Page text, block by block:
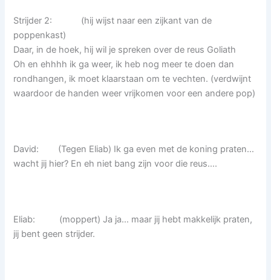
Strijder 2: (hij wijst naar een zijkant van de
poppenkast)
Daar, in de hoek, hij wil je spreken over de reus Goliath
Oh en ehhhh ik ga weer, ik heb nog meer te doen dan
rondhangen, ik moet klaarstaan om te vechten. (verdwijnt
waardoor de handen weer vrijkomen voor een andere pop)
David: (Tegen Eliab) Ik ga even met de koning praten…
wacht jij hier? En eh niet bang zijn voor die reus….
Eliab: (moppert) Ja ja… maar jij hebt makkelijk praten,
jij bent geen strijder.